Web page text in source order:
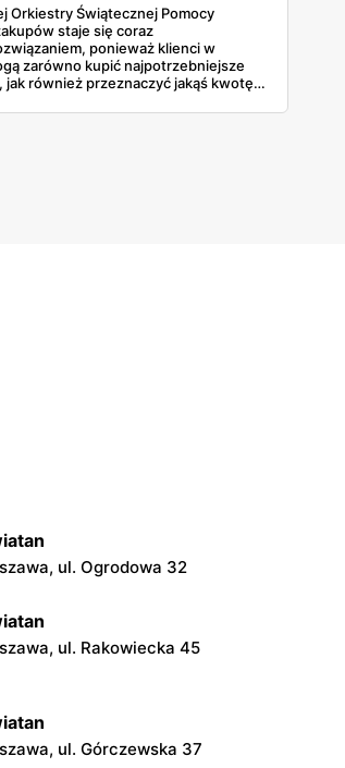
Orkiestry Świątecznej Pomocy
staje się coraz
ponieważ klienci w
zarówno kupić najpotrzebniejsze
jak również przeznaczyć jakąś kwotę
ul. Ogrodowa 32
ul. Rakowiecka 45
ul. Górczewska 37